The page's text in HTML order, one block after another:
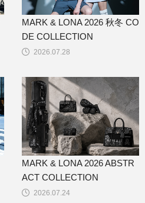
2026.07.28
MARK & LONA 2026 秋冬 CO
DE COLLECTION
2026.07.24
MARK & LONA 2026 ABSTR
ACT COLLECTION